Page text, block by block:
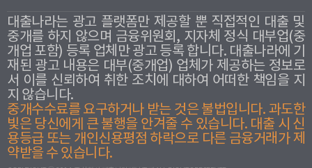
대출나라는 광고 플랫폼만 제공할 뿐 직접적인 대출 및
중개를 하지 않으며 금융위원회, 지자체 정식 대부업(중
개업 포함) 등록 업체만 광고 등록 합니다. 대출나라에 기
재된 광고 내용은 대부(중개업) 업체가 제공하는 정보로
서 이를 신뢰하여 취한 조치에 대하여 어떠한 책임을 지
지 않습니다.
중개수수료를 요구하거나 받는 것은 불법입니다. 과도한
빛은 당신에게 큰 불행을 안겨줄 수 있습니다. 대출 시 신
용등급 또는 개인신용평점 하락으로 다른 금융거래가 제
약받을 수 있습니다.